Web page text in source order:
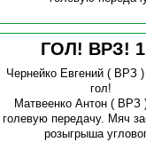
ГОЛ! ВРЗ! 1
Чернейко Евгений( ВРЗ )
гол!
Матвеенко Антон( ВРЗ
голевую передачу. Мяч
розыгрыша